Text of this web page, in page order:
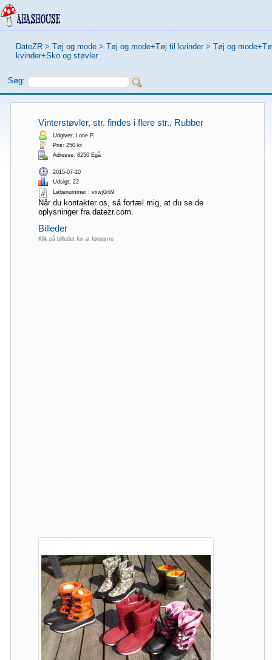
DateZR > Tøj og mode > Tøj og mode+Tøj til kvinder > Tøj og
kvinder+Sko og støvler
Søg:
Vinterstøvler, str. findes i flere str., Rubber
Udgiver: Lone P.
Pris: 250 kr.
Adresse: 8250 Egå
2015-07-10
Udsigt: 22
Løbenummer：vxwj0r69
Når du kontakter os, så fortæl mig, at du se de
oplysninger fra datezr.com.
Billeder
Klik på billedet for at forstørre